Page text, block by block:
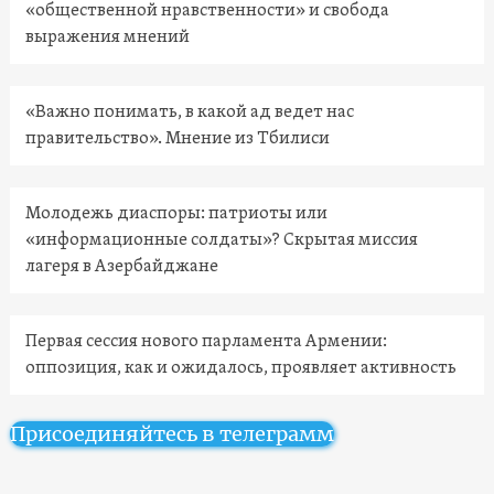
«общественной нравственности» и свобода
выражения мнений
«Важно понимать, в какой ад ведет нас
правительство». Мнение из Тбилиси
Молодежь диаспоры: патриоты или
«информационные солдаты»? Скрытая миссия
лагеря в Азербайджане
Первая сессия нового парламента Армении:
оппозиция, как и ожидалось, проявляет активность
Присоединяйтесь в телеграмм